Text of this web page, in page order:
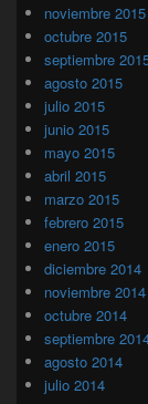
noviembre 2015
octubre 2015
septiembre
agosto 2015
julio 2015
junio 2015
mayo 2015
abril 2015
marzo 2015
febrero 2015
enero 2015
diciembre 2014
noviembre 2014
octubre 2014
septiembre
agosto 2014
julio 2014